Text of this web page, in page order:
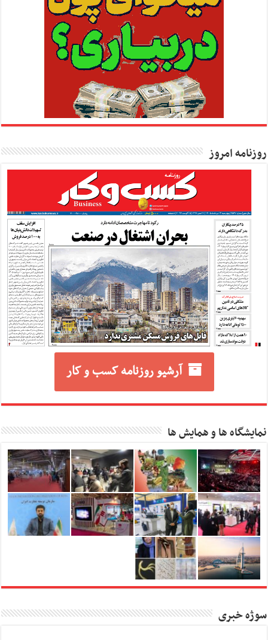
روزنامه امروز
آرشیو روزنامه کسب و کار
نمایشگاه ها و همایش ها
سوژه خبری